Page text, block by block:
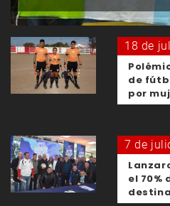
18 de
de
por
7 de
el 70%